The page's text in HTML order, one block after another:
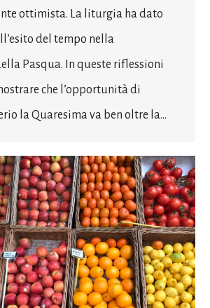
ottimista. La liturgia ha dato
del tempo nella
Pasqua. In queste riflessioni
che l’opportunità di
la Quaresima va ben oltre la…